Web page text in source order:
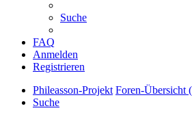
Suche
FAQ
Anmelden
Registrieren
Phileasson-Projekt Foren-Übersicht
Suche